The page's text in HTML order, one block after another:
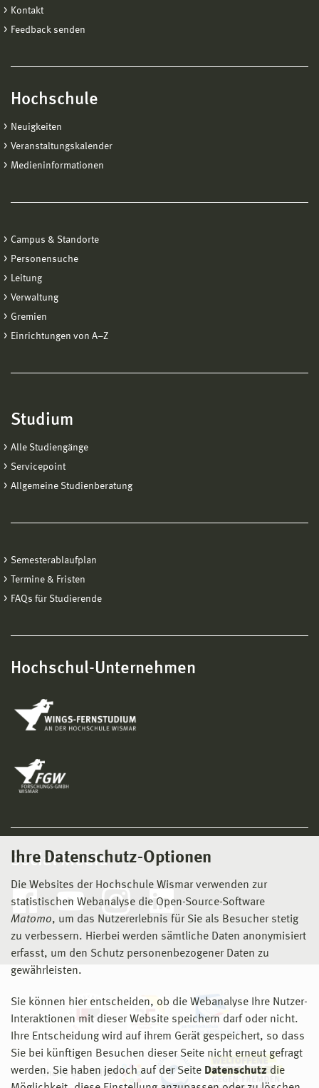
Ihre Datenschutz-Optionen
Die Websites der Hochschule Wismar verwenden zur
statistischen Webanalyse die Open-Source-Software
Matomo, um das Nutzererlebnis für Sie als Besucher stetig
zu verbessern. Hierbei werden sämtliche Daten anonymisiert
erfasst, um den Schutz personenbezogener Daten zu
gewährleisten.
Sie können hier entscheiden, ob die Webanalyse Ihre Nutzer-
Interaktionen mit dieser Website speichern darf oder nicht.
Ihre Entscheidung wird auf ihrem Gerät gespeichert, so dass
Sie bei künftigen Besuchen dieser Seite nicht erneut gefragt
werden. Sie haben jedoch auf der Seite Datenschutz die
Kontakt
Feedback senden
Hochschule
Neuigkeiten
Veranstaltungskalender
Medieninformationen
Campus & Standorte
Personensuche
Leitung
Verwaltung
Gremien
Einrichtungen von A−Z
Studium
Alle Studiengänge
Servicepoint
Allgemeine Studienberatung
Semesterablaufplan
Termine & Fristen
FAQs für Studierende
Hochschul-Unternehmen
Social Media